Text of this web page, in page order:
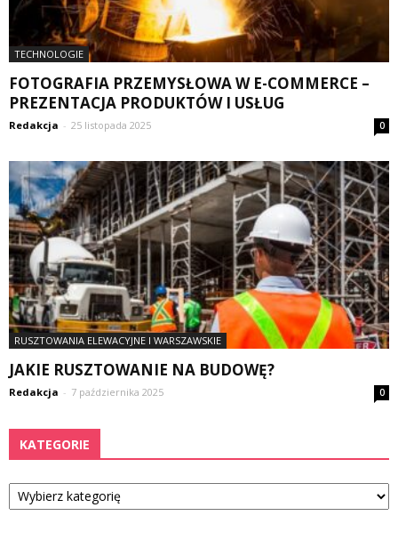
TECHNOLOGIE
FOTOGRAFIA PRZEMYSŁOWA W E-COMMERCE –
PREZENTACJA PRODUKTÓW I USŁUG
Redakcja - 25 listopada 2025 0
RUSZTOWANIA ELEWACYJNE I WARSZAWSKIE
JAKIE RUSZTOWANIE NA BUDOWĘ?
Redakcja - 7 października 2025 0
KATEGORIE
Kategorie